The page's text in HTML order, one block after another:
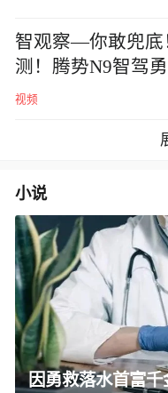
智观察—你敢兜底
测！腾势N9智驾
视频
小说
因勇救落水首富